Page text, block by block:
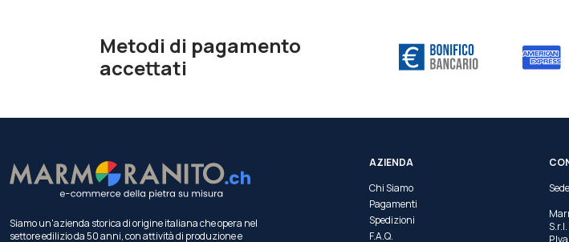
Metodi di pagamento
accettati
Siamo un'azienda storica di origine italiana che opera nel
settore edilizio da 50 anni, con attività di produzione e
AZIENDA
Chi Siamo
Pagamenti
Spedizioni
F.A.Q.
S.r.l.